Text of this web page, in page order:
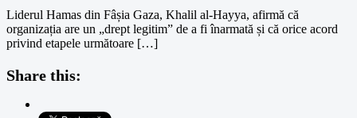
Liderul Hamas din Fâșia Gaza, Khalil al-Hayya, afirmă că
organizația are un „drept legitim” de a fi înarmată și că orice acord
privind etapele următoare […]
Share this: